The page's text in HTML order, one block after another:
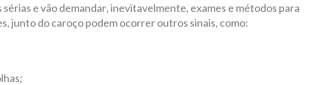
sérias e vão demandar, inevitavelmente, exames e métodos para
junto do caroço podem ocorrer outros sinais, como: